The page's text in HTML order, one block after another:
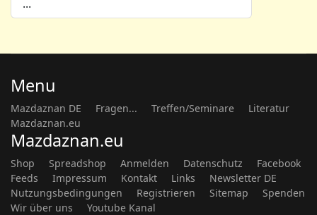
...
Menu
Mazdaznan DE Fragen... Treffen/Seminare
Literatur
Mazdaznan.eu
Mazdaznan.eu
Shop Spreadshop Anmelden Datenschutz
Facebook
Feeds
Impressum Kontakt Links
Newsletter DE
Nutzungsbedingungen
Registrieren Sitemap
Spenden
Wir über uns
Youtube Kanal